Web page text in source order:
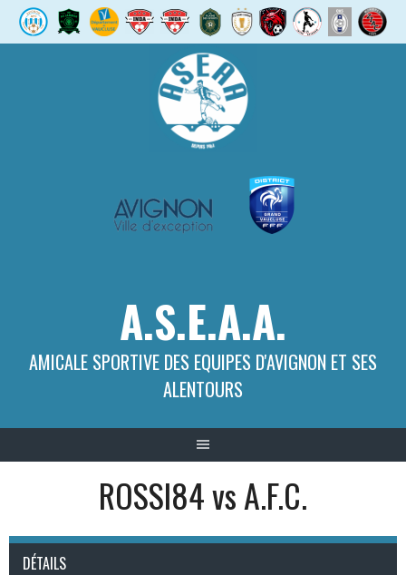
A.S.E.A.A.
AMICALE SPORTIVE DES EQUIPES D'AVIGNON ET SES
ALENTOURS
ROSSI84 vs A.F.C.
DÉTAILS